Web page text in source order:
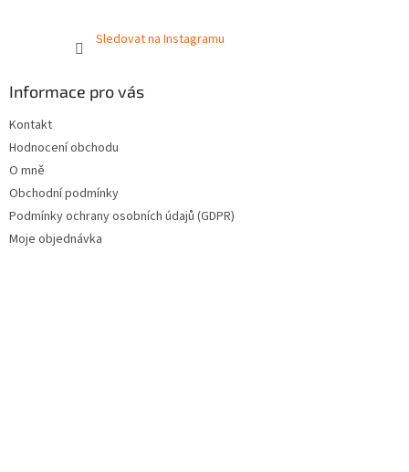
Sledovat na Instagramu
Informace pro vás
Kontakt
Hodnocení obchodu
O mně
Obchodní podmínky
Podmínky ochrany osobních údajů (GDPR)
Moje objednávka